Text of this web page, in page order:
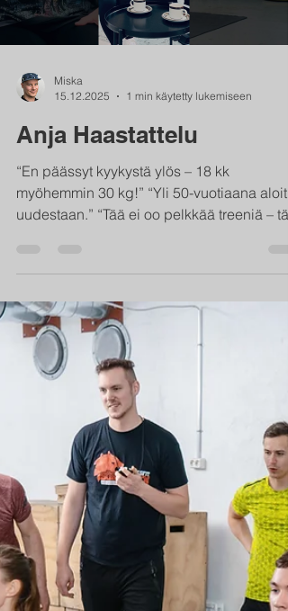
kehon liikkeistä vaa
Miska
15.12.2025
1 min käytetty lukemiseen
Anja Haastattelu
“En päässyt kyykystä ylös – 18 kk
myöhemmin 30 kg!” “Yli 50-vuotiaana
uudestaan.” “Tää ei oo pelkkää treeniä – tää
Aamuisin olin jäykkä kuin 80-vuotias…
Silloin tiesin, että jotain on pakko muuttaa.”
1. TAUSTA Ei juurikaan treenitaustaa Oli
kerran PT, jäi elämän kriisien vuoksi
“Unohdin itseni hoitamisen… mikä oli
tyhmää. Niin ei pitäisi tehdä.” Tuli
suosituksen kautta kokeilemaan a